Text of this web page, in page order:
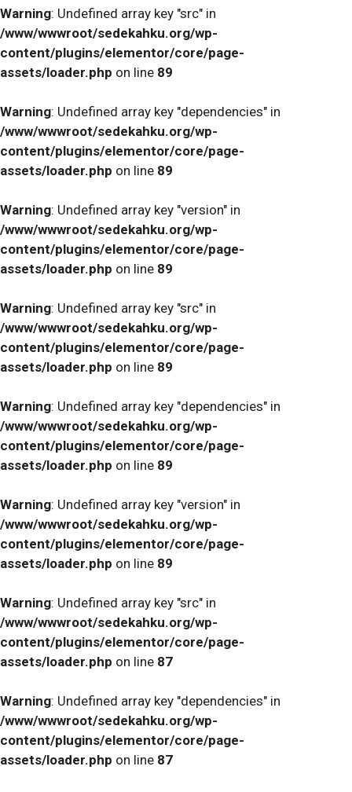
Warning: Undefined array key "src" in
/www/wwwroot/sedekahku.org/wp-
content/plugins/elementor/core/page-
assets/loader.php on line 89
Warning: Undefined array key "dependencies" in
/www/wwwroot/sedekahku.org/wp-
content/plugins/elementor/core/page-
assets/loader.php on line 89
Warning: Undefined array key "version" in
/www/wwwroot/sedekahku.org/wp-
content/plugins/elementor/core/page-
assets/loader.php on line 89
Warning: Undefined array key "src" in
/www/wwwroot/sedekahku.org/wp-
content/plugins/elementor/core/page-
assets/loader.php on line 89
Warning: Undefined array key "dependencies" in
/www/wwwroot/sedekahku.org/wp-
content/plugins/elementor/core/page-
assets/loader.php on line 89
Warning: Undefined array key "version" in
/www/wwwroot/sedekahku.org/wp-
content/plugins/elementor/core/page-
assets/loader.php on line 89
Warning: Undefined array key "src" in
/www/wwwroot/sedekahku.org/wp-
content/plugins/elementor/core/page-
assets/loader.php on line 87
Warning: Undefined array key "dependencies" in
/www/wwwroot/sedekahku.org/wp-
content/plugins/elementor/core/page-
assets/loader.php on line 87